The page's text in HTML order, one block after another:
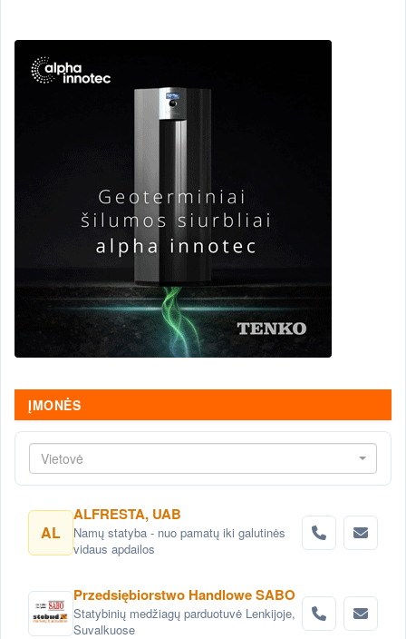
ĮMONĖS
Vietovė
AL
ALFRESTA, UAB
Namų statyba - nuo pamatų iki galutinės
vidaus apdailos
Przedsiębiorstwo Handlowe SABO
Statybinių medžiagų parduotuvė Lenkijoje,
Suvalkuose